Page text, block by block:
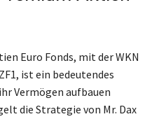
Euro Fonds, mit der WKN
ist ein bedeutendes
Vermögen aufbauen
die Strategie von Mr. Dax